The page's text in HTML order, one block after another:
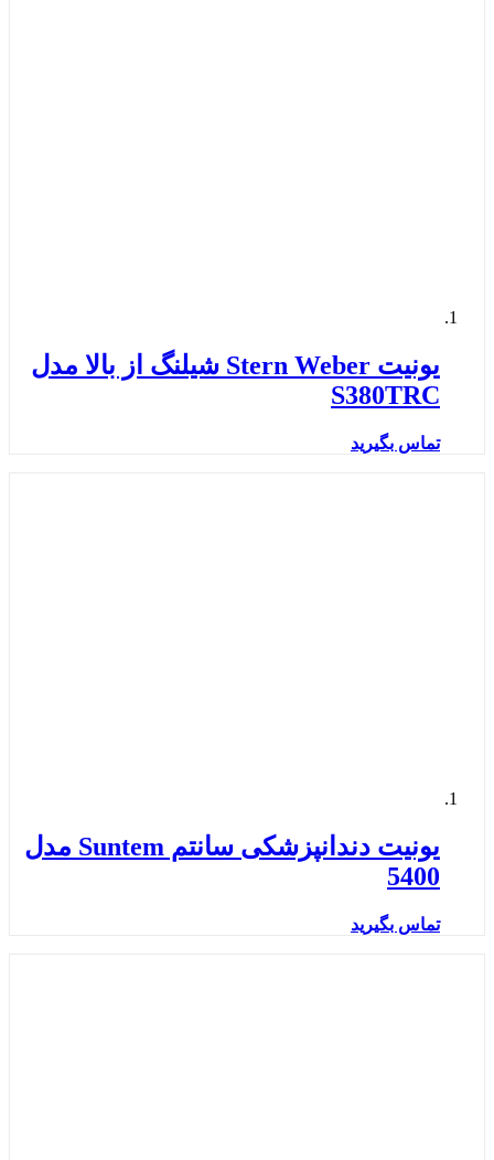
یونیت Stern Weber شیلنگ از بالا مدل
S380TRC
تماس بگیرید
یونیت دندانپزشکی سانتم Suntem مدل
5400
تماس بگیرید